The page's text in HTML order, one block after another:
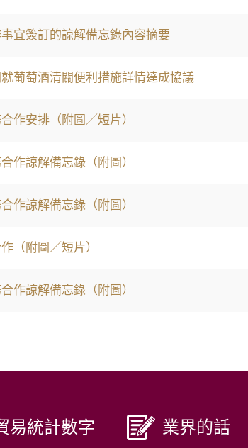
宜簽訂的諒解備忘錄內容摘要
葡萄酒清關便利措施詳情達成協議
作安排（附圖／短片）
作諒解備忘錄（附圖）
作諒解備忘錄（附圖）
（附圖／短片）
作諒解備忘錄（附圖）
易統計數字 業界的話